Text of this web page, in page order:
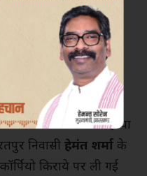
रूप देने की साजिश रची
के बाद नीरज शर्मा को
घर के बाहर सीसीटीवी
दी थी।
सुपारी
पर7 लाख रुपयेमें हत्या
निवासी हेमंत शर्मा के
किराये पर ली गई